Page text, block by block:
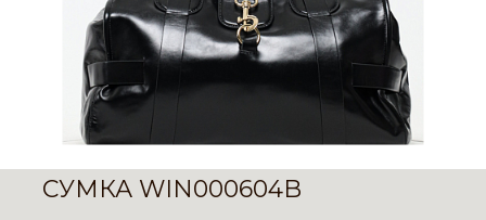
СУМКА WIN000604B